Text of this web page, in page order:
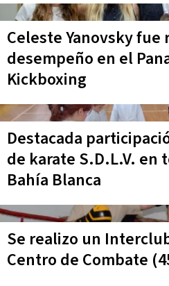
Celeste Yanovsky fue
desempeño en el
Kickboxing
Destacada
de karate S.D.L.V.
Bahía Blanca
Se realizo un
Centro de Combate